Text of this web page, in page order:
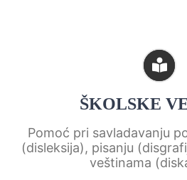
ŠKOLSKE
Pomoć pri savladavanju
(disleksija), pisanju
veštinama